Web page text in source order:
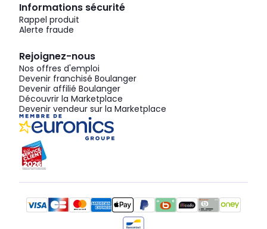
Informations sécurité
Rappel produit
Alerte fraude
Rejoignez-nous
Nos offres d'emploi
Devenir franchisé Boulanger
Devenir affilié Boulanger
Découvrir la Marketplace
Devenir vendeur sur la Marketplace